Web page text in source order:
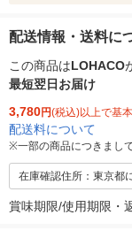
配送情報・送料に
この商品はLOHACO
最短翌日お届け
3,780円(税込)以上で基
配送料について
※一部の商品につきまし
在庫確認住所：東京都
賞味期限/使用期限・